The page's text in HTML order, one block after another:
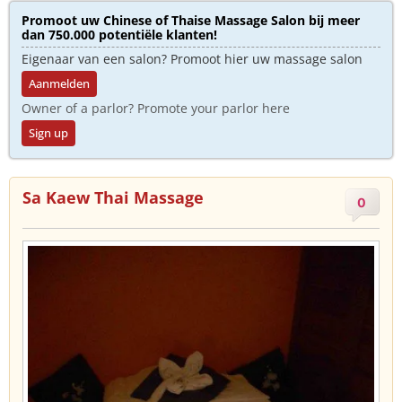
Promoot uw Chinese of Thaise Massage Salon bij meer
dan 750.000 potentiële klanten!
Eigenaar van een salon? Promoot hier uw massage salon
Aanmelden
Owner of a parlor? Promote your parlor here
Sign up
Sa Kaew Thai Massage 0